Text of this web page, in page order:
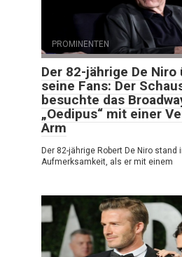
PROMINENTEN
Der 82-jährige De
seine Fans: Der
besuchte das
„Oedipus“ mit einer
Arm
Der 82-jährige Robert De Niro stand
Aufmerksamkeit, als er mit einem